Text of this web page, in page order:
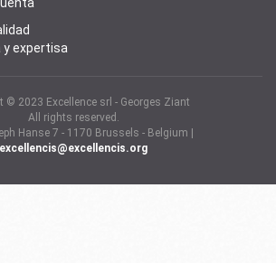
y expertisa
© 2023 Excellence srl - Georges Ziant
All rights reserved.
Hanse 7 - 1170 Brussels - Belgium |
excellencis@excellencis.org